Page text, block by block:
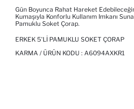
Gün Boyunca Rahat Hareket
Kumaşıyla Konforlu Kullanım Imkanı
Pamuklu Soket Çorap.
ERKEK 5'LI PAMUKLU SOKET ÇORAP
KARMA / ÜRÜN KODU : A6094AXKR1